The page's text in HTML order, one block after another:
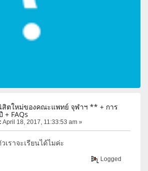
ตใหม่ของคณะแพทย์ จุฬาฯ ** + การ
+ FAQs
April 18, 2017, 11:33:53 am »
เราจะเรียนได้ไมค่ะ
Logged